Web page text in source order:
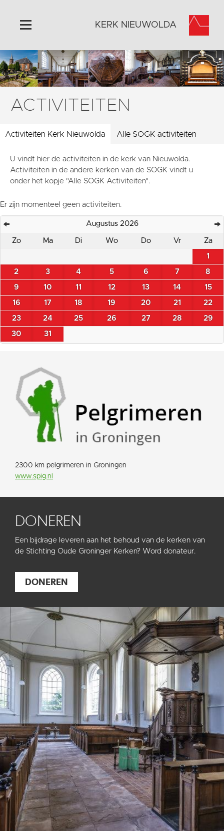
Home
Algemeen
Historie
Activiteiten
Contact
Vaktaal
KERK NIEUWOLDA
ACTIVITEITEN
Activiteiten Kerk Nieuwolda Alle SOGK activiteiten
U vindt hier de activiteiten in de kerk van Nieuwolda.
Activiteiten in de andere kerken van de SOGK vindt u
onder het kopje "Alle SOGK Activiteiten".
Er zijn momenteel geen activiteiten.
Augustus 2026
Zo Ma Di Wo Do Vr Za
1
2 3 4 5 6 7 8
9 10 11 12 13 14 15
16 17 18 19 20 21 22
23 24 25 26 27 28 29
30 31
2300 km pelgrimeren in Groningen
www.spig.nl
DONEREN
Een bijdrage leveren aan het behoud van de kerken van
de Stichting Oude Groninger Kerken? Word donateur.
DONEREN